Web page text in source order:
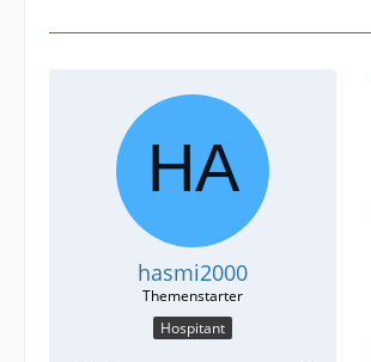
hasmi2000
Hospitant